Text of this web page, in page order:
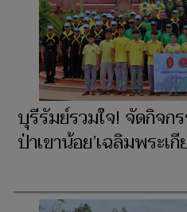
บุรีรัมย์รวมใจ! จัดกิจก
ป่าเขาน้อย’เฉลิมพระเ